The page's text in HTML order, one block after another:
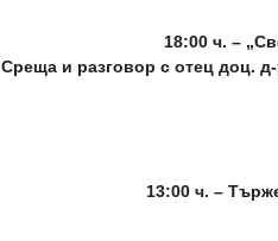
18:00 ч. –
Среща и разговор с отец доц.
13:00 ч. –